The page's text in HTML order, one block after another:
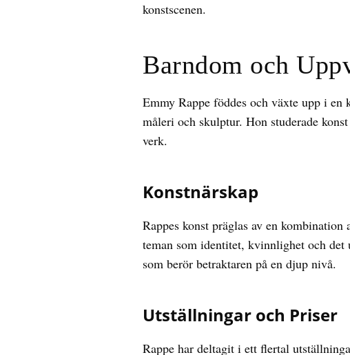
konstscenen.
Barndom och
Emmy Rappe föddes och växte upp i
måleri och skulptur. Hon studerade
verk.
Konstnärskap
Rappes konst präglas av en
teman som identitet, kvinnlighet och det
som berör betraktaren på en djup nivå.
Utställningar och Priser
Rappe har deltagit i ett flertal